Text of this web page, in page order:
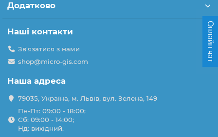
Додатково
Наші контакти
Зв'язатися з нами
shop@micro-gis.com
Наша адреса
79035, Україна, м. Львів, вул. Зелена, 149
Пн-Пт: 09:00 - 18:00;
Сб: 09:00 - 14:00;
Нд: вихідний.
Онлайн чат